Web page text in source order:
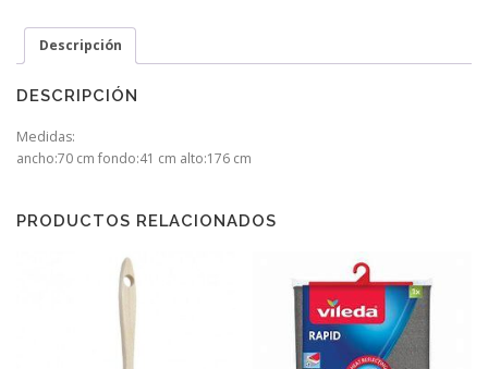
Descripción
DESCRIPCIÓN
Medidas:
ancho:70 cm fondo:41 cm alto:176 cm
PRODUCTOS RELACIONADOS